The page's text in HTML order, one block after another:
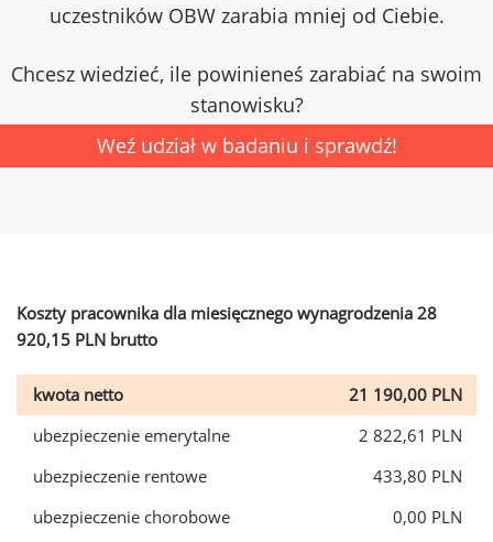
uczestników OBW zarabia mniej od Ciebie.
Chcesz wiedzieć, ile powinieneś zarabiać na swoim
stanowisku?
Weź udział w badaniu i sprawdź!
Koszty pracownika dla miesięcznego wynagrodzenia 28
920,15 PLN brutto
kwota netto
21 190,00 PLN
ubezpieczenie emerytalne
2 822,61 PLN
ubezpieczenie rentowe
433,80 PLN
ubezpieczenie chorobowe
0,00 PLN